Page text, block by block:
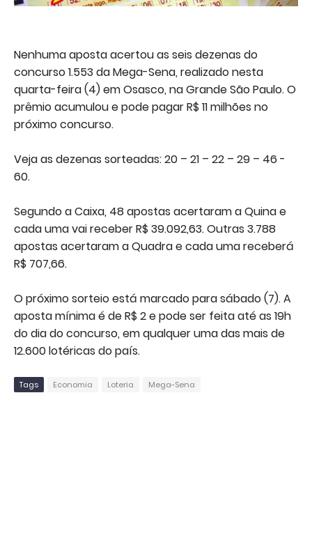
Nenhuma aposta acertou as seis dezenas do
concurso 1.553 da Mega-Sena, realizado nesta
quarta-feira (4) em Osasco, na Grande São Paulo. O
prêmio acumulou e pode pagar R$ 11 milhões no
próximo concurso.
Veja as dezenas sorteadas: 20 – 21 – 22 – 29 – 46 -
60.
Segundo a Caixa, 48 apostas acertaram a Quina e
cada uma vai receber R$ 39.092,63. Outras 3.788
apostas acertaram a Quadra e cada uma receberá
R$ 707,66.
O próximo sorteio está marcado para sábado (7). A
aposta mínima é de R$ 2 e pode ser feita até as 19h
do dia do concurso, em qualquer uma das mais de
12.600 lotéricas do país.
Tags Economia Loteria Mega-Sena